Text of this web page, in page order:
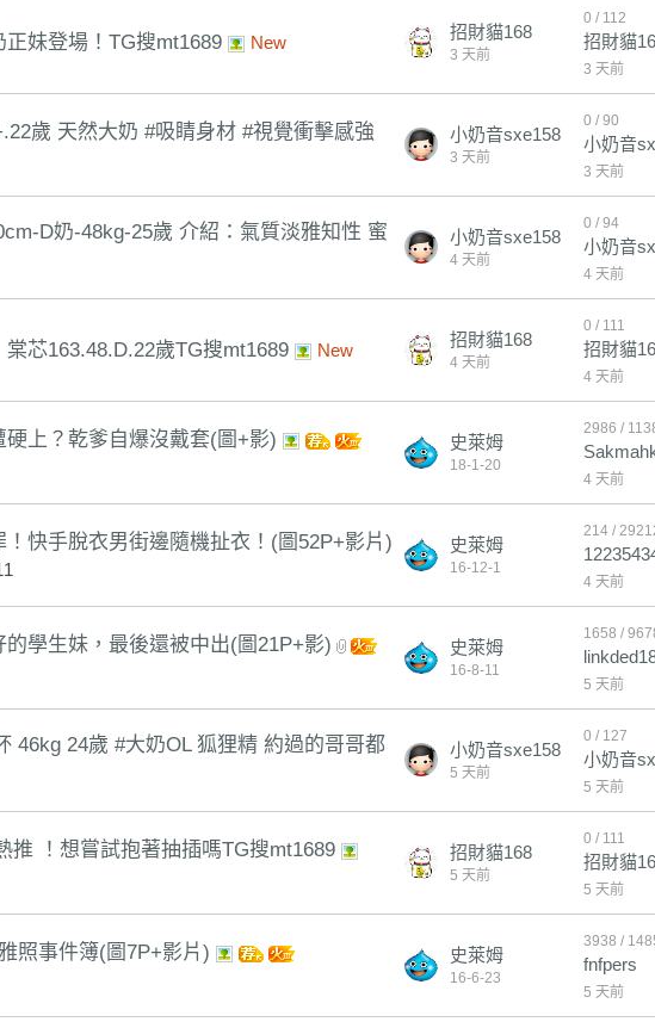
妹登場！TG搜mt1689 New
招財貓168
3 天前
0 / 112
招財貓
3 天前
歲 天然大奶 #吸睛身材 #視覺衝擊感強 小奶音sxe158
3 天前
0 / 90
小奶音
3 天前
D奶-48kg-25歲 介紹：氣質淡雅知性 蜜
小奶音sxe158
4 天前
0 / 94
小奶音
4 天前
棠芯163.48.D.22歲TG搜mt1689 New
招財貓168
4 天前
0 / 111
招財貓
4 天前
硬上？乾爹自爆沒戴套(圖+影) 史萊姆
18-1-20
2986 /
4 天前
！快手脫衣男街邊隨機扯衣！(圖52P+影片) 史萊姆
16-12-1
214 /
4 天前
的學生妹，最後還被中出(圖21P+影) 史萊姆
16-8-11
1658 /
5 天前
46kg 24歲 #大奶OL 狐狸精 約過的哥哥都
小奶音sxe158
5 天前
0 / 127
小奶音
5 天前
推 ！想嘗試抱著抽插嗎TG搜mt1689 招財貓168
5 天前
0 / 111
招財貓
5 天前
照事件簿(圖7P+影片) 史萊姆
16-6-23
3938 /
fnfpers
5 天前